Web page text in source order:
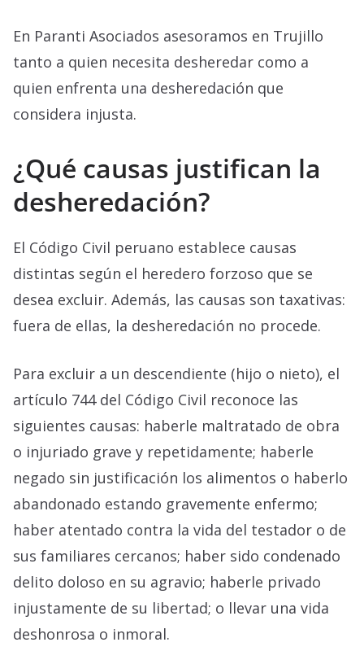
En Paranti Asociados asesoramos en Trujillo
tanto a quien necesita desheredar como a
quien enfrenta una desheredación que
considera injusta.
¿Qué causas justifican la
desheredación?
El Código Civil peruano establece causas
distintas según el heredero forzoso que se
desea excluir. Además, las causas son taxativas:
fuera de ellas, la desheredación no procede.
Para excluir a un descendiente (hijo o nieto), el
artículo 744 del Código Civil reconoce las
siguientes causas: haberle maltratado de obra
o injuriado grave y repetidamente; haberle
negado sin justificación los alimentos o haberlo
abandonado estando gravemente enfermo;
haber atentado contra la vida del testador o de
sus familiares cercanos; haber sido condenado
delito doloso en su agravio; haberle privado
injustamente de su libertad; o llevar una vida
deshonrosa o inmoral.